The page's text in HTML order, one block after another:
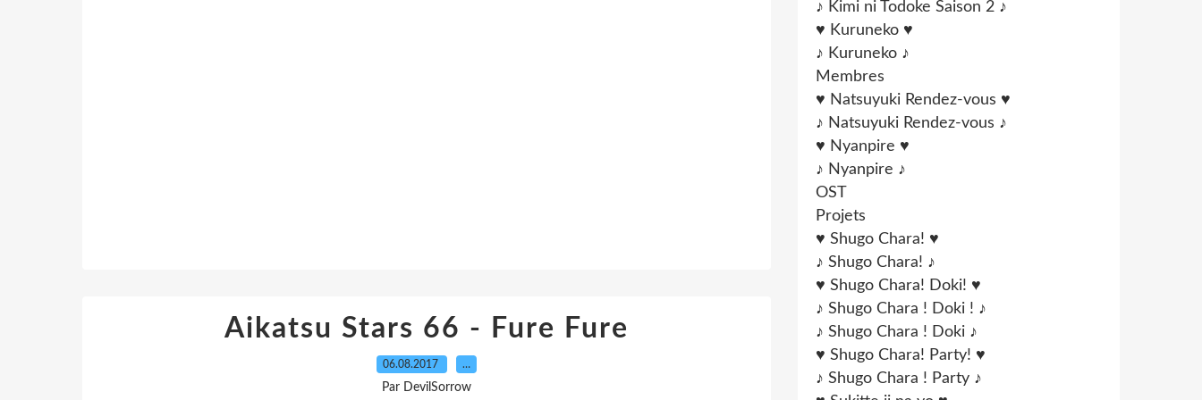
Aikatsu Stars 66 - Fure Fure
06.08.2017 …
Par DevilSorrow
♪ Kimi ni Todoke Saison 2 ♪
♥ Kuruneko ♥
♪ Kuruneko ♪
Membres
♥ Natsuyuki Rendez-vous ♥
♪ Natsuyuki Rendez-vous ♪
♥ Nyanpire ♥
♪ Nyanpire ♪
OST
Projets
♥ Shugo Chara! ♥
♪ Shugo Chara! ♪
♥ Shugo Chara! Doki! ♥
♪ Shugo Chara ! Doki ! ♪
♪ Shugo Chara ! Doki ♪
♥ Shugo Chara! Party! ♥
♪ Shugo Chara ! Party ♪